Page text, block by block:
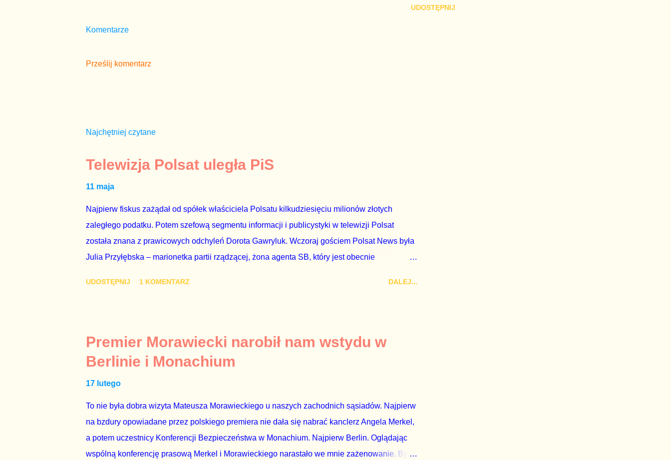
UDOSTĘPNIJ
Komentarze
Prześlij komentarz
Najchętniej czytane
Telewizja Polsat uległa PiS
11 maja
Najpierw fiskus zażądał od spółek właściciela Polsatu kilkudziesięciu milionów złotych
zaległego podatku. Potem szefową segmentu informacji i publicystyki w telewizji Polsat
została znana z prawicowych odchyleń Dorota Gawryluk. Wczoraj gościem Polsat News była
Julia Przyłębska – marionetka partii rządzącej, żona agenta SB, który jest obecnie
z TVP i TVN nie dorastają do pięt. Smutne, że znowu dał się złamać partii Jarosława
Kaczyńskiego. Znowu, bo w 2007 roku też tak się stało. Na kilka tygodni przed
przedterminowymi wyborami parlamentarnymi do biur Solorza politycy PiS wysłali Agencję
Bezpieczeństwa Wewnętrznego, a kilka dni później...
UDOSTĘPNIJ 1 KOMENTARZ DALEJ...
Premier Morawiecki narobił nam wstydu w
Berlinie i Monachium
17 lutego
To nie była dobra wizyta Mateusza Morawieckiego u naszych zachodnich sąsiadów. Najpierw
na bzdury opowiadane przez polskiego premiera nie dała się nabrać kanclerz Angela Merkel,
a potem uczestnicy Konferencji Bezpieczeństwa w Monachium. Najpierw Berlin. Oglądając
wspólną konferencję prasową Merkel i Morawieckiego narastało we mnie zażenowanie. Było